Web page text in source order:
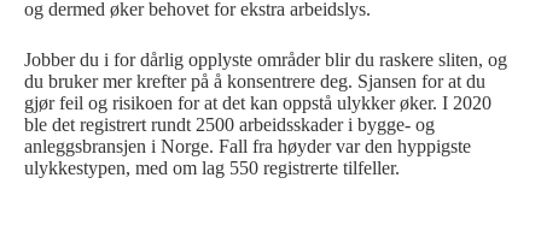
og dermed øker behovet for ekstra arbeidslys.
Jobber du i for dårlig opplyste områder blir du raskere sliten, og
du bruker mer krefter på å konsentrere deg. Sjansen for at du
gjør feil og risikoen for at det kan oppstå ulykker øker. I 2020
ble det registrert rundt 2500 arbeidsskader i bygge- og
anleggsbransjen i Norge. Fall fra høyder var den hyppigste
ulykkestypen, med om lag 550 registrerte tilfeller.